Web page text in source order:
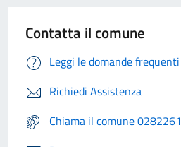
Contatta il comune
Leggi le domande frequenti
Richiedi Assistenza
Chiama il comune 0282261